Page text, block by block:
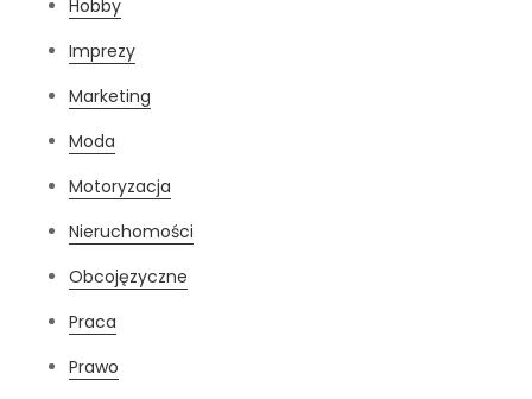
Hobby
Imprezy
Marketing
Moda
Motoryzacja
Nieruchomości
Obcojęzyczne
Praca
Prawo